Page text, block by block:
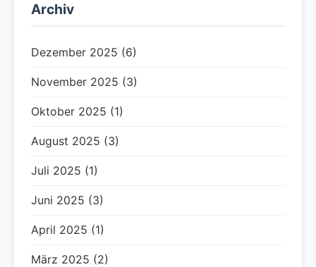
Archiv
Dezember 2025 (6)
November 2025 (3)
Oktober 2025 (1)
August 2025 (3)
Juli 2025 (1)
Juni 2025 (3)
April 2025 (1)
März 2025 (2)